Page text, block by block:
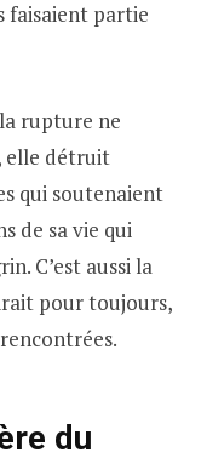
faisaient partie
rupture ne
elle détruit
qui soutenaient
de sa vie qui
C’est aussi la
pour toujours,
du